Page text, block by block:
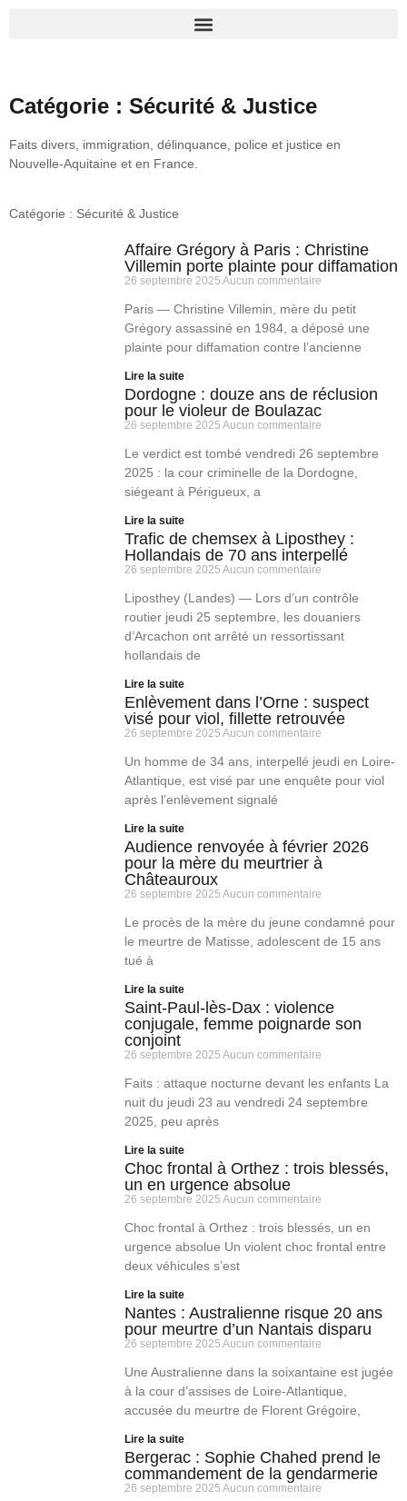
Catégorie : Sécurité & Justice
Faits divers, immigration, délinquance, police et justice en
Nouvelle-Aquitaine et en France.
Catégorie : Sécurité & Justice
Affaire Grégory à Paris : Christine
Villemin porte plainte pour diffamation
26 septembre 2025 Aucun commentaire
Paris — Christine Villemin, mère du petit
Grégory assassiné en 1984, a déposé une
plainte pour diffamation contre l’ancienne
Lire la suite
Dordogne : douze ans de réclusion
pour le violeur de Boulazac
26 septembre 2025 Aucun commentaire
Le verdict est tombé vendredi 26 septembre
2025 : la cour criminelle de la Dordogne,
siégeant à Périgueux, a
Lire la suite
Trafic de chemsex à Liposthey :
Hollandais de 70 ans interpellé
26 septembre 2025 Aucun commentaire
Liposthey (Landes) — Lors d’un contrôle
routier jeudi 25 septembre, les douaniers
d’Arcachon ont arrêté un ressortissant
hollandais de
Lire la suite
Enlèvement dans l’Orne : suspect
visé pour viol, fillette retrouvée
26 septembre 2025 Aucun commentaire
Un homme de 34 ans, interpellé jeudi en Loire-
Atlantique, est visé par une enquête pour viol
après l’enlèvement signalé
Lire la suite
Audience renvoyée à février 2026
pour la mère du meurtrier à
Châteauroux
26 septembre 2025 Aucun commentaire
Le procès de la mère du jeune condamné pour
le meurtre de Matisse, adolescent de 15 ans
tué à
Lire la suite
Saint-Paul-lès-Dax : violence
conjugale, femme poignarde son
conjoint
26 septembre 2025 Aucun commentaire
Faits : attaque nocturne devant les enfants La
nuit du jeudi 23 au vendredi 24 septembre
2025, peu après
Lire la suite
Choc frontal à Orthez : trois blessés,
un en urgence absolue
26 septembre 2025 Aucun commentaire
Choc frontal à Orthez : trois blessés, un en
urgence absolue Un violent choc frontal entre
deux véhicules s’est
Lire la suite
Nantes : Australienne risque 20 ans
pour meurtre d’un Nantais disparu
26 septembre 2025 Aucun commentaire
Une Australienne dans la soixantaine est jugée
à la cour d’assises de Loire‑Atlantique,
accusée du meurtre de Florent Grégoire,
Lire la suite
Bergerac : Sophie Chahed prend le
commandement de la gendarmerie
26 septembre 2025 Aucun commentaire